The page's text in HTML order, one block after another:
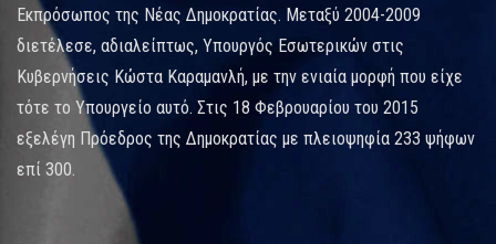
Εκπρόσωπος της Νέας Δημοκρατίας. Μεταξύ 2004-2009
διετέλεσε, αδιαλείπτως, Υπουργός Εσωτερικών στις
Κυβερνήσεις Κώστα Καραμανλή, με την ενιαία μορφή που είχε
τότε το Υπουργείο αυτό. Στις 18 Φεβρουαρίου του 2015
εξελέγη Πρόεδρος της Δημοκρατίας με πλειοψηφία 233 ψήφων
επί 300.